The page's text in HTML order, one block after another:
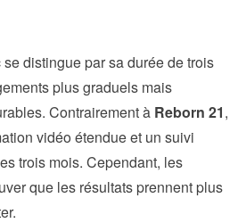
distingue par sa durée de trois
plus graduels mais
Contrairement à Reborn 21,
vidéo étendue et un suivi
trois mois. Cependant, les
que les résultats prennent plus